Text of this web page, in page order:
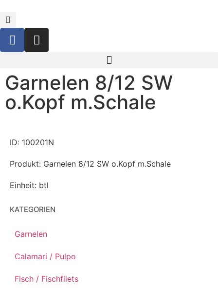
Garnelen 8/12 SW
o.Kopf m.Schale
KATEGORIEN
Garnelen
Calamari / Pulpo
Fisch / Fischfilets
ID: 100201N
Produkt: Garnelen 8/12 SW o.Kopf m.Schale
Einheit: btl